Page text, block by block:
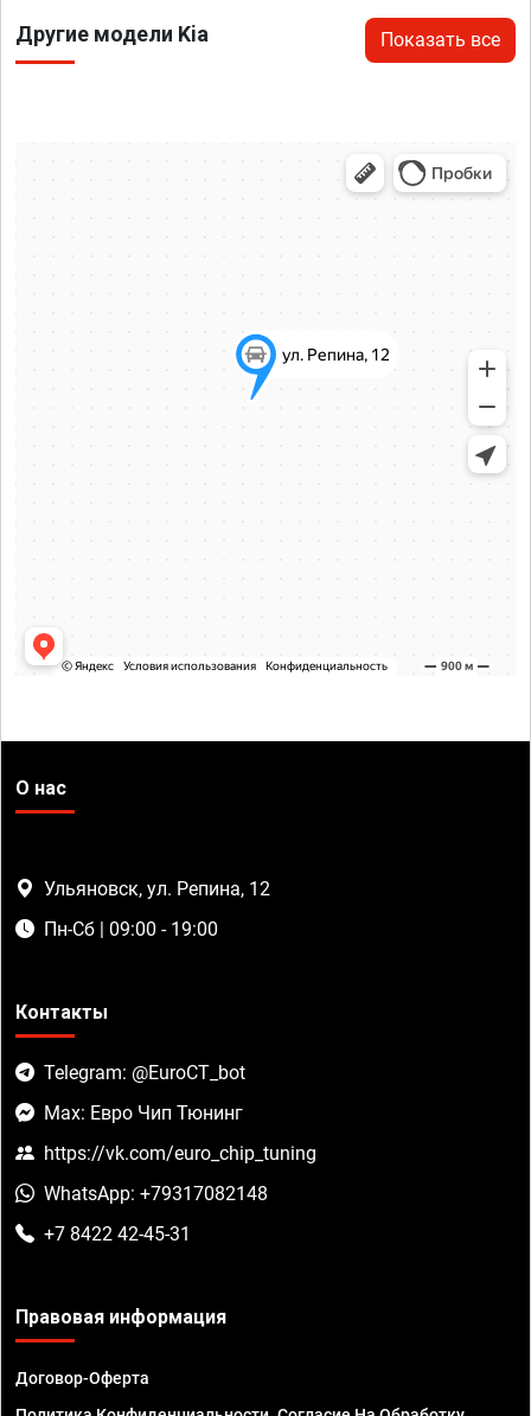
Другие модели Kia Показать все
О нас
Ульяновск, ул. Репина, 12
Пн-Сб | 09:00 - 19:00
Контакты
Telegram: @EuroCT_bot
Max: Евро Чип Тюнинг
https://vk.com/euro_chip_tuning
WhatsApp: +79317082148
+7 8422 42-45-31
Правовая информация
Договор-Оферта